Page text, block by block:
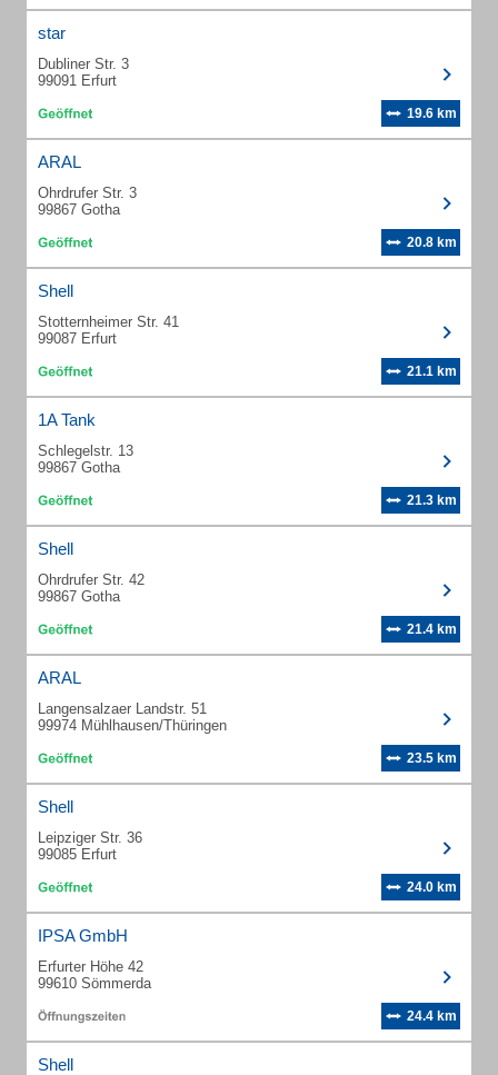
star
Dubliner Str. 3
99091 Erfurt
19.6 km
ARAL
Ohrdrufer Str. 3
99867 Gotha
20.8 km
Shell
Stotternheimer Str. 41
99087 Erfurt
21.1 km
1A Tank
Schlegelstr. 13
99867 Gotha
21.3 km
Shell
Ohrdrufer Str. 42
99867 Gotha
21.4 km
ARAL
Langensalzaer Landstr. 51
99974 Mühlhausen/Thüringen
23.5 km
Shell
Leipziger Str. 36
99085 Erfurt
24.0 km
IPSA GmbH
Erfurter Höhe 42
99610 Sömmerda
24.4 km
Shell